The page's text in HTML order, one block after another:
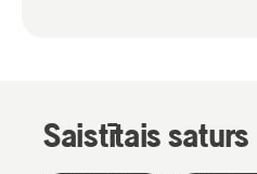
Saistītais saturs